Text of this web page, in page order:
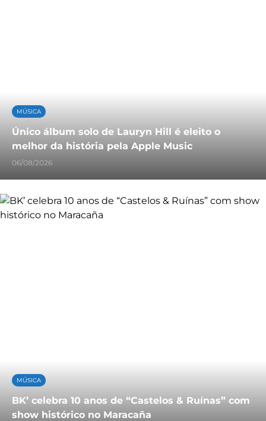
MÚSICA
Único álbum solo de Lauryn Hill é eleito o
melhor da história pela Apple Music
06/08/2026
MÚSICA
BK’ celebra 10 anos de “Castelos & Ruínas” com
show histórico no Maracaña